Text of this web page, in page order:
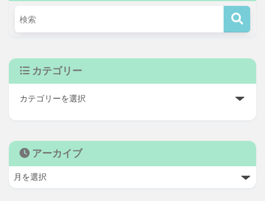
カテゴリー
アーカイブ